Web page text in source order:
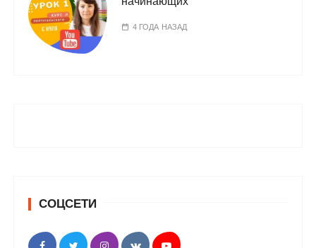
4 ГОДА НАЗАД
СОЦСЕТИ